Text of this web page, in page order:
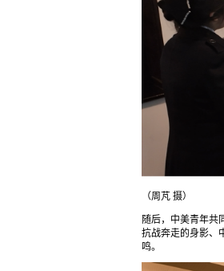
（周芃 摄）
随后，中美青年共
抗战奔走的身影、
鸣。